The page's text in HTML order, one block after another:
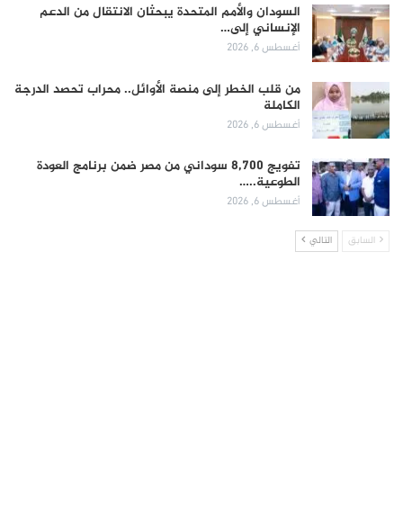
السودان والأمم المتحدة يبحثان الانتقال من الدعم
الإنساني إلى…
أغسطس 6, 2026
من قلب الخطر إلى منصة الأوائل.. محراب تحصد الدرجة
الكاملة
أغسطس 6, 2026
تفويج 8,700 سوداني من مصر ضمن برنامج العودة
الطوعية..…
أغسطس 6, 2026
السابق التالي